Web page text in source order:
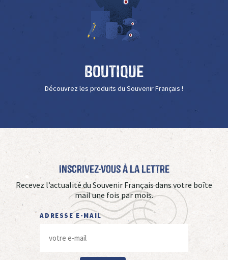
Boutique
Découvrez les produits du Souvenir Français !
Inscrivez-vous à La Lettre
Recevez l’actualité du Souvenir Français dans votre boîte
mail une fois par mois.
ADRESSE E-MAIL